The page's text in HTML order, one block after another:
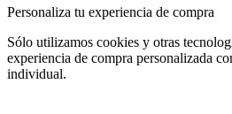
Personaliza tu experiencia de compra
Sólo utilizamos cookies y otras
experiencia de compra personalizada
individual.